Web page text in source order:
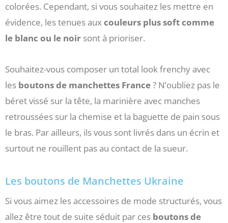
colorées. Cependant, si vous souhaitez les mettre en
évidence, les tenues auxcouleurs plus soft comme
le blanc ou le noir sont à prioriser.
Souhaitez-vous composer un total look frenchy avec
les boutons de manchettes France? N’oubliez pas le
béret vissé sur la tête, la marinière avec manches
retroussées sur la chemise et la baguette de pain sous
le bras. Par ailleurs, ils vous sont livrés dans un écrin et
surtout ne rouillent pas au contact de la sueur.
Les boutons de Manchettes Ukraine
Si vous aimez les accessoires de mode structurés, vous
allez être tout de suite séduit par ces boutons de